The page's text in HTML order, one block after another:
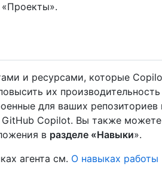
и ресурсами, которые
их
для ваших репозиториев
GitHub Copilot. Вы также можете
в разделе «Навыки».
агента см. О навыках работы